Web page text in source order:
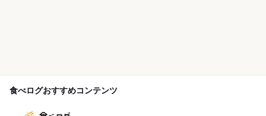
食べログおすすめコンテンツ